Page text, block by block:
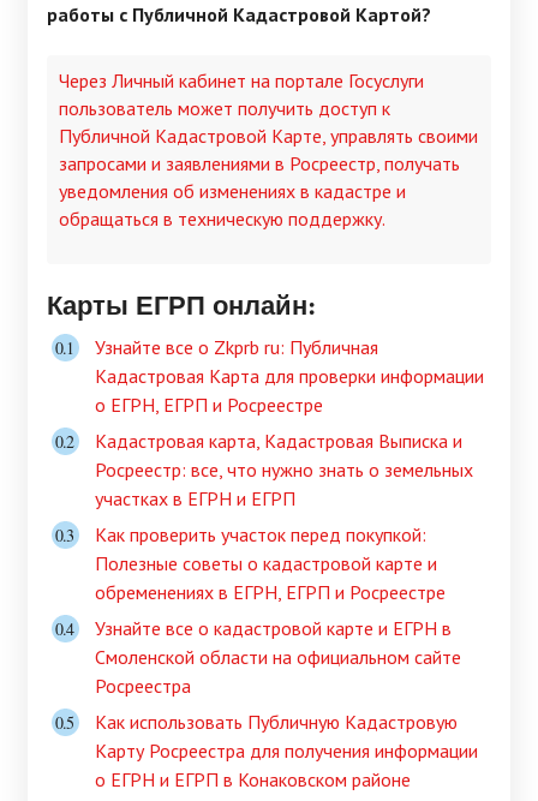
работы с Публичной Кадастровой Картой?
Через Личный кабинет на портале Госуслуги
пользователь может получить доступ к
Публичной Кадастровой Карте, управлять своими
запросами и заявлениями в Росреестр, получать
уведомления об изменениях в кадастре и
обращаться в техническую поддержку.
Карты ЕГРП онлайн:
Узнайте все о Zkprb ru: Публичная
Кадастровая Карта для проверки информации
о ЕГРН, ЕГРП и Росреестре
Кадастровая карта, Кадастровая Выписка и
Росреестр: все, что нужно знать о земельных
участках в ЕГРН и ЕГРП
Как проверить участок перед покупкой:
Полезные советы о кадастровой карте и
обременениях в ЕГРН, ЕГРП и Росреестре
Узнайте все о кадастровой карте и ЕГРН в
Смоленской области на официальном сайте
Росреестра
Как использовать Публичную Кадастровую
Карту Росреестра для получения информации
о ЕГРН и ЕГРП в Конаковском районе